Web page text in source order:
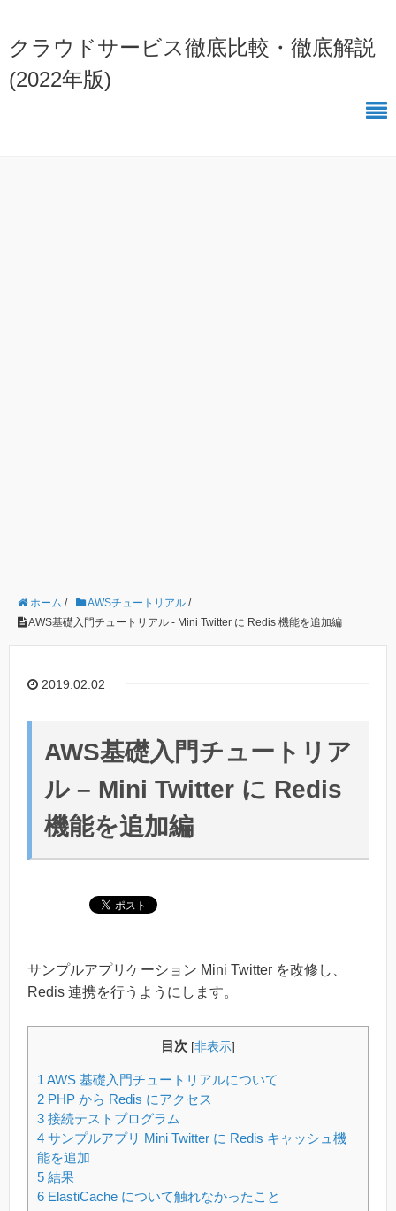
クラウドサービス徹底比較・徹底解説
(2022年版)
ホーム / AWSチュートリアル /
AWS基礎入門チュートリアル - Mini Twitter に Redis 機能を追加編
2019.02.02
AWS基礎入門チュートリア
ル – Mini Twitter に Redis
機能を追加編
サンプルアプリケーション Mini Twitter を改修し、
Redis 連携を行うようにします。
目次 [非表示]
1 AWS 基礎入門チュートリアルについて
2 PHP から Redis にアクセス
3 接続テストプログラム
4 サンプルアプリ Mini Twitter に Redis キャッシュ機
能を追加
5 結果
6 ElastiCache について触れなかったこと